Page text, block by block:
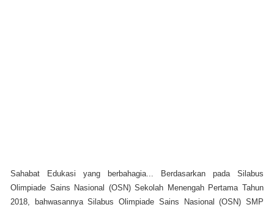
Sahabat Edukasi yang berbahagia... Berdasarkan pada Silabus
Olimpiade Sains Nasional (OSN) Sekolah Menengah Pertama Tahun
2018, bahwasannya Silabus Olimpiade Sains Nasional (OSN) SMP